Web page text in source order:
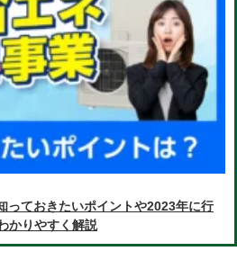
っておきたいポイントや2023年に行
かりやすく解説